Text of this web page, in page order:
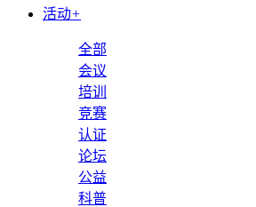
活动+
全部
会议
培训
竞赛
认证
论坛
公益
科普